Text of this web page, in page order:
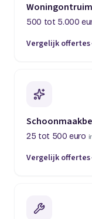
500 tot 5.000
Vergelijk offertes
25 tot 500 euro
Vergelijk offertes